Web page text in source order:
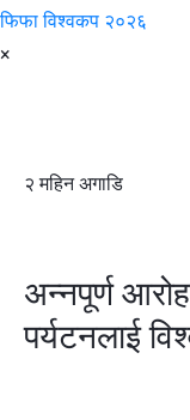
फिफा विश्वकप २०२६
×
२ महिन अगाडि
अन्नपूर्ण
पर्यटनलाई